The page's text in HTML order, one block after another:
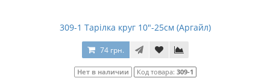
309-1 Тарілка круг 10"-25см (Аргайл)
74 грн.
Нет в наличии Код товара: 309-1